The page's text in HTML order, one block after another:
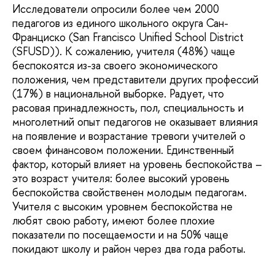
Исследователи опросили более чем 2000
педагогов из единого школьного округа Сан-
Франциско (San Francisco Unified School District
(SFUSD)). К сожалению, учителя (48%) чаще
беспокоятся из-за своего экономического
положения, чем представители других профессий
(17%) в национальной выборке. Радует, что
расовая принадлежность, пол, специальность и
многолетний опыт педагогов не оказывает влияния
на появление и возрастание тревоги учителей о
своем финансовом положении. Единственный
фактор, который влияет на уровень беспокойства –
это возраст учителя: более высокий уровень
беспокойства свойственен молодым педагогам.
Учителя с высоким уровнем беспокойства не
любят свою работу, имеют более плохие
показатели по посещаемости и на 50% чаще
покидают школу и район через два года работы.